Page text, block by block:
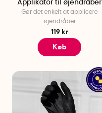
Applikator til øjendråber
Gør det enkelt at applicere
øjendråber
119 kr
Køb